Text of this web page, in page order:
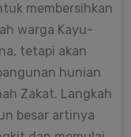
membersihkan
warga Kayu-
tetapi akan
hunian
Zakat. Langkah
besar artinya